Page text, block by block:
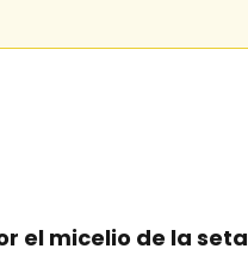
el micelio de la seta